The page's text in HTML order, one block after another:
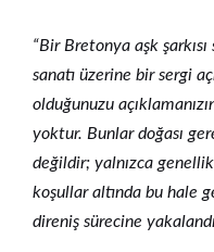
“Bir Bretonya aşk
sanatı üzerine bir sergi
olduğunuzu
yoktur. Bunlar doğası
değildir; yalnızca
koşullar altında bu hale
direniş sürecine